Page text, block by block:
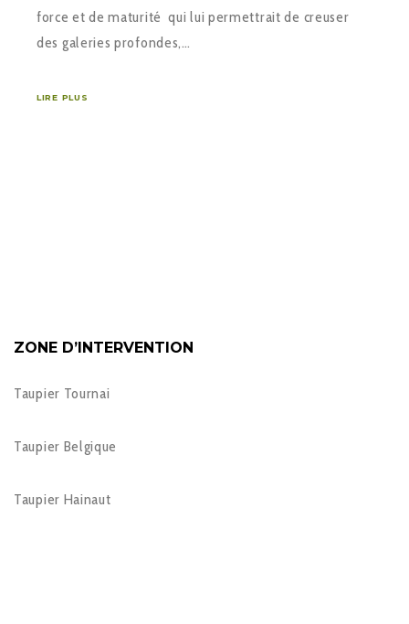
force et de maturité qui lui permettrait de creuser
des galeries profondes,…
LIRE PLUS
ZONE D’INTERVENTION
Taupier Tournai
Taupier Belgique
Taupier Hainaut